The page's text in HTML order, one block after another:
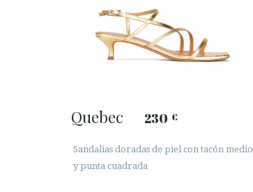
Quebec 230 €
Sandalias doradas de piel con tacón medio
y punta cuadrada